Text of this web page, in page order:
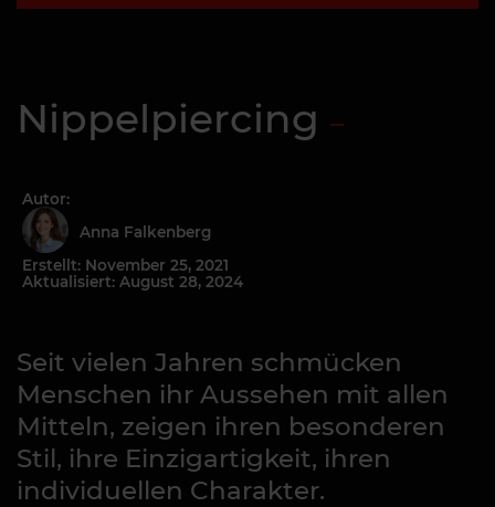
Nippelpiercing
Autor:
Anna Falkenberg
Erstellt: November 25, 2021
Aktualisiert: August 28, 2024
Seit vielen Jahren schmücken
Menschen ihr Aussehen mit allen
Mitteln, zeigen ihren besonderen
Stil, ihre Einzigartigkeit, ihren
individuellen Charakter.